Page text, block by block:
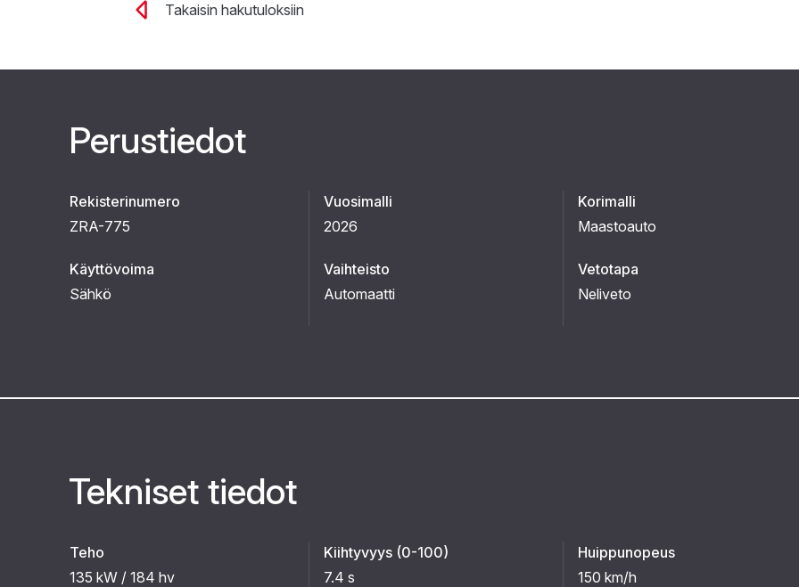
Takaisin hakutuloksiin
Perustiedot
Rekisterinumero
ZRA-775
Vuosimalli
2026
Korimalli
Maastoauto
Käyttövoima
Sähkö
Vaihteisto
Automaatti
Vetotapa
Neliveto
Tekniset tiedot
Teho
135 kW / 184 hv
Kiihtyvyys (0-100)
7.4 s
Huippunopeus
150 km/h